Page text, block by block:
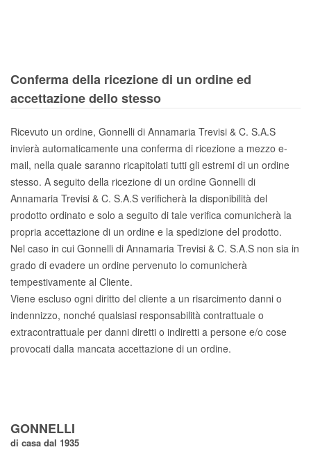
Conferma della ricezione di un ordine ed
accettazione dello stesso
Ricevuto un ordine, Gonnelli di Annamaria Trevisi & C. S.A.S
invierà automaticamente una conferma di ricezione a mezzo e-
mail, nella quale saranno ricapitolati tutti gli estremi di un ordine
stesso. A seguito della ricezione di un ordine Gonnelli di
Annamaria Trevisi & C. S.A.S verificherà la disponibilità del
prodotto ordinato e solo a seguito di tale verifica comunicherà la
propria accettazione di un ordine e la spedizione del prodotto.
Nel caso in cui Gonnelli di Annamaria Trevisi & C. S.A.S non sia in
grado di evadere un ordine pervenuto lo comunicherà
tempestivamente al Cliente.
Viene escluso ogni diritto del cliente a un risarcimento danni o
indennizzo, nonché qualsiasi responsabilità contrattuale o
extracontrattuale per danni diretti o indiretti a persone e/o cose
provocati dalla mancata accettazione di un ordine.
GONNELLI
di casa dal 1935